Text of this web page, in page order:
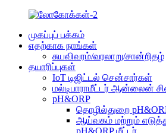
முகப்புப் பக்கம்
எதற்காக நாங்கள்
சுயவிவரம்/வரலாறு/சான்றிதழ்
தயாரிப்புகள்
IoT டிஜிட்டல் சென்சார்கள்
மல்டிபாராமீட்டர் ஆன்லைன்
pH&ORP
தொழில்துறை
ஆய்வகம் மற்றும்
pH&ORP மீட்டர்